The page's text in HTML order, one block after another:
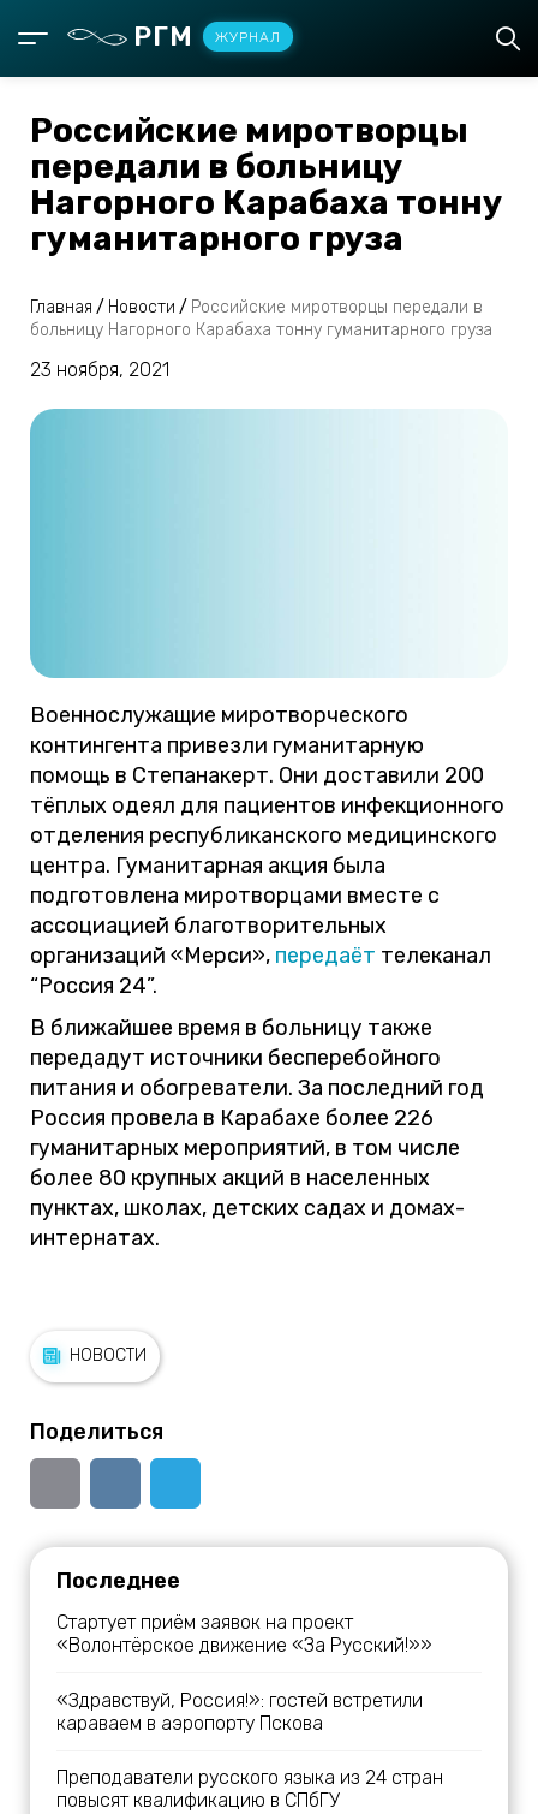
РГМ ЖУРНАЛ
Российские миротворцы
передали в больницу
Нагорного Карабаха тонну
гуманитарного груза
Главная / Новости / Российские миротворцы передали в
больницу Нагорного Карабаха тонну гуманитарного груза
23 ноября, 2021
Военнослужащие миротворческого
контингента привезли гуманитарную
помощь в Степанакерт. Они доставили 200
тёплых одеял для пациентов инфекционного
отделения республиканского медицинского
центра. Гуманитарная акция была
подготовлена миротворцами вместе с
ассоциацией благотворительных
организаций «Мерси», передаёт телеканал
“Россия 24”.
В ближайшее время в больницу также
передадут источники бесперебойного
питания и обогреватели. За последний год
Россия провела в Карабахе более 226
гуманитарных мероприятий, в том числе
более 80 крупных акций в населенных
пунктах, школах, детских садах и домах-
интернатах.
НОВОСТИ
Поделиться
Последнее
Стартует приём заявок на проект
«Волонтёрское движение «За Русский!»»
«Здравствуй, Россия!»: гостей встретили
караваем в аэропорту Пскова
Преподаватели русского языка из 24 стран
повысят квалификацию в СПбГУ